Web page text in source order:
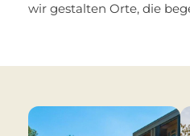
wir gestalten Orte, die